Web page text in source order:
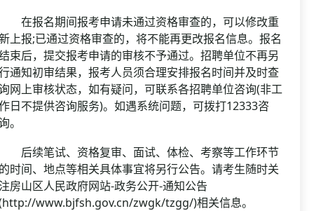
报名期间报考申请未通过资格审查的，可以修改重
上报;已通过资格审查的，将不能再更改报名信息。报名
束后，提交报考申请的审核不予通过。招聘单位不再另
通知初审结果，报考人员须合理安排报名时间并及时查
网上审核状态，如有疑问，可联系各招聘单位咨询(非工
日不提供咨询服务)。如遇系统问题，可拨打12333咨
。
续笔试、资格复审、面试、体检、考察等工作环节
时间、地点等相关具体事宜将另行公告。请考生随时关
房山区人民政府网站-政务公开-通知公告
www.bjfsh.gov.cn/zwgk/tzgg/)相关信息。